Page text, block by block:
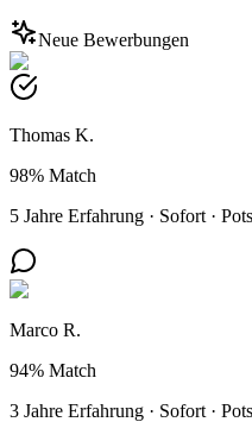
Neue Bewerbungen
Thomas K.
98% Match
5 Jahre Erfahrung · Sofort ·
Marco R.
94% Match
3 Jahre Erfahrung · Sofort ·